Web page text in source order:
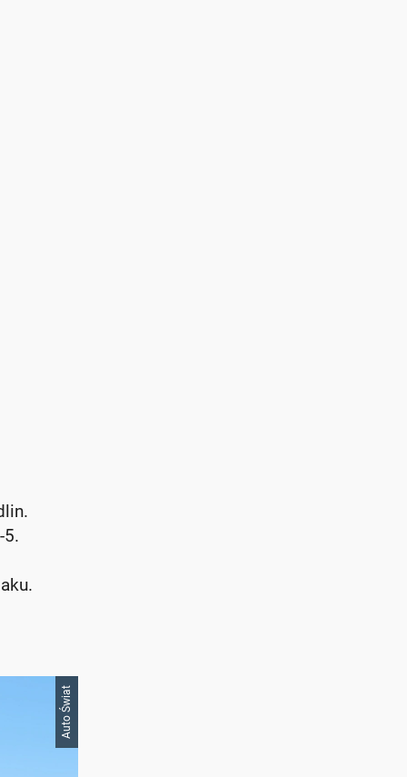
5.
Auto Świat